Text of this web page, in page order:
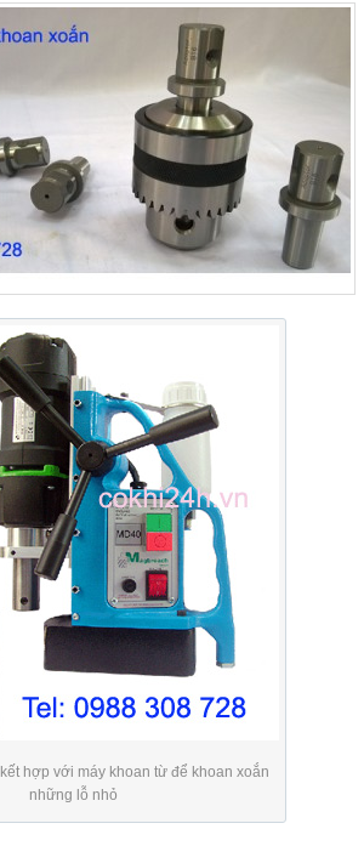
hợp với máy khoan từ để khoan xoắn
những lỗ nhỏ